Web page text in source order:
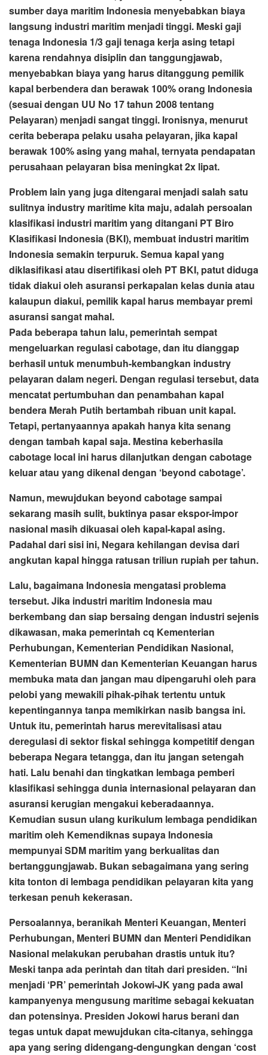
sumber daya maritim Indonesia menyebabkan biaya
langsung industri maritim menjadi tinggi. Meski gaji
tenaga Indonesia 1/3 gaji tenaga kerja asing tetapi
karena rendahnya disiplin dan tanggungjawab,
menyebabkan biaya yang harus ditanggung pemilik
kapal berbendera dan berawak 100% orang Indonesia
(sesuai dengan UU No 17 tahun 2008 tentang
Pelayaran) menjadi sangat tinggi. Ironisnya, menurut
cerita beberapa pelaku usaha pelayaran, jika kapal
berawak 100% asing yang mahal, ternyata pendapatan
perusahaan pelayaran bisa meningkat 2x lipat.
Problem lain yang juga ditengarai menjadi salah satu
sulitnya industry maritime kita maju, adalah persoalan
klasifikasi industri maritim yang ditangani PT Biro
Klasifikasi Indonesia (BKI), membuat industri maritim
Indonesia semakin terpuruk. Semua kapal yang
diklasifikasi atau disertifikasi oleh PT BKI, patut diduga
tidak diakui oleh asuransi perkapalan kelas dunia atau
kalaupun diakui, pemilik kapal harus membayar premi
asuransi sangat mahal.
Pada beberapa tahun lalu, pemerintah sempat
mengeluarkan regulasi cabotage, dan itu dianggap
berhasil untuk menumbuh-kembangkan industry
pelayaran dalam negeri. Dengan regulasi tersebut, data
mencatat pertumbuhan dan penambahan kapal
bendera Merah Putih bertambah ribuan unit kapal.
Tetapi, pertanyaannya apakah hanya kita senang
dengan tambah kapal saja. Mestina keberhasila
cabotage local ini harus dilanjutkan dengan cabotage
keluar atau yang dikenal dengan ‘beyond cabotage’.
Namun, mewujdukan beyond cabotage sampai
sekarang masih sulit, buktinya pasar ekspor-impor
nasional masih dikuasai oleh kapal-kapal asing.
Padahal dari sisi ini, Negara kehilangan devisa dari
angkutan kapal hingga ratusan triliun rupiah per tahun.
Lalu, bagaimana Indonesia mengatasi problema
tersebut.Jika industri maritim Indonesia mau
berkembang dan siap bersaing dengan industri sejenis
dikawasan, maka pemerintah cq Kementerian
Perhubungan, Kementerian Pendidikan Nasional,
Kementerian BUMN dan Kementerian Keuangan harus
membuka mata dan jangan mau dipengaruhi oleh para
pelobi yang mewakili pihak-pihak tertentu untuk
kepentingannya tanpa memikirkan nasib bangsa ini.
Untuk itu, pemerintah harus merevitalisasi atau
deregulasi di sektor fiskal sehingga kompetitif dengan
beberapa Negara tetangga, dan itu jangan setengah
hati. Lalu benahi dan tingkatkan lembaga pemberi
klasifikasi sehingga dunia internasional pelayaran dan
asuransi kerugian mengakui keberadaannya.
Kemudian susun ulang kurikulum lembaga pendidikan
maritim oleh Kemendiknas supaya Indonesia
mempunyai SDM maritim yang berkualitas dan
bertanggungjawab. Bukan sebagaimana yang sering
kita tonton di lembaga pendidikan pelayaran kita yang
terkesan penuh kekerasan.
Persoalannya, beranikah Menteri Keuangan, Menteri
Perhubungan, Menteri BUMN dan Menteri Pendidikan
Nasional melakukan perubahan drastis untuk itu?
Meski tanpa ada perintah dan titah dari presiden. “Ini
menjadi ‘PR’ pemerintah Jokowi-JK yang pada awal
kampanyenya mengusung maritime sebagai kekuatan
dan potensinya. Presiden Jokowi harus berani dan
tegas untuk dapat mewujdukan cita-citanya, sehingga
apa yang sering didengang-dengungkan dengan ‘cost